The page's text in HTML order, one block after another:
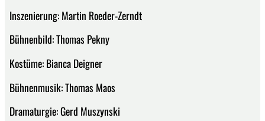
Inszenierung: Martin Roeder-Zerndt
Bühnenbild: Thomas Pekny
Kostüme: Bianca Deigner
Bühnenmusik: Thomas Maos
Dramaturgie: Gerd Muszynski